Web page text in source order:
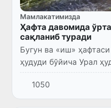
Мамлакатимизда
Ҳафта давомида
сақланиб туради
Бугун ва «иш»
ҳудуди бўйича Урал
салқин ҳаво кириб
эса кундуз кунлари
кўтарилишини олдини
1050